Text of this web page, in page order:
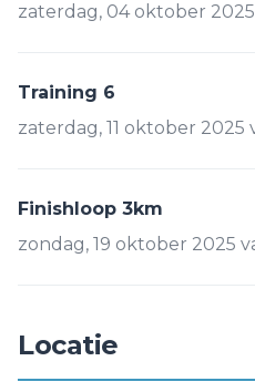
zaterdag, 04 oktober 2025
Training 6
zaterdag, 11 oktober 2025
Finishloop 3km
zondag, 19 oktober 2025
Locatie